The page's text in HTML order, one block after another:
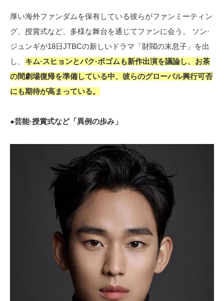
厚い海外ファンダムを保有している彼らがファンミーティン
グ、授賞式など、多様な舞台を通じてファンに会う。 ソン·
ジュンギが18日JTBCの新しいドラマ「財閥の末息子」を出
し、 キム·スヒョンとパク·ボゴムも新作出演を議論し、お茶
の間劇場復帰を準備している中、彼らのグローバル興行可否
にも期待が高まっている。
●芸能·授賞式など「異例の歩み」